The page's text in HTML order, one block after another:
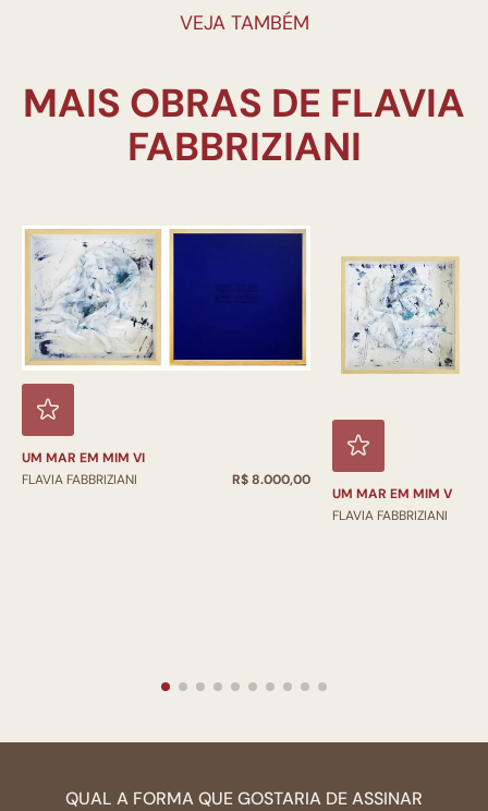
VEJA TAMBÉM
MAIS OBRAS DE FLAVIA
UM MAR EM MIM VI
FLAVIA FABBRIZIANI
R$ 8.000,00
UM MAR EM MIM V
FLAVIA FABBRIZIANI
QUAL A FORMA QUE GOSTARIA DE ASSINAR